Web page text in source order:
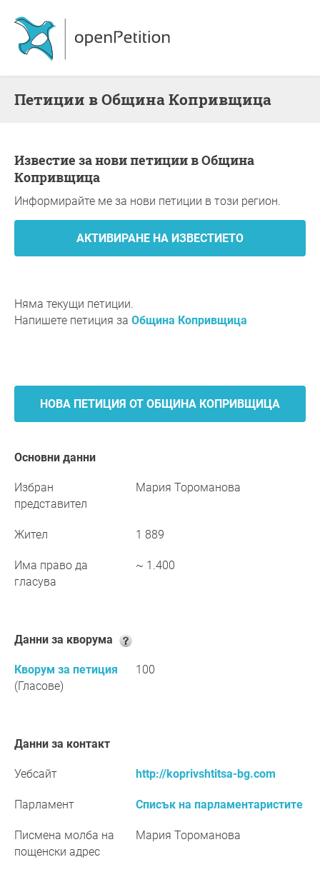
Петиции в Община Копривщица
Известие за нови петиции в Община
Копривщица
Информирайте ме за нови петиции в този регион.
Няма текущи петиции.
Напишете петиция за Община Копривщица
НОВА ПЕТИЦИЯ ОТ ОБЩИНА КОПРИВЩИЦА
Основни данни
Избран
представител
Мария Тороманова
Жител 1 889
Има право да
гласува
~ 1.400
Данни за кворума
Кворум за петиция
(Гласове)
100
Данни за контакт
Уебсайт http://koprivshtitsa-bg.com
Парламент Списък на парламентаристите
Писмена молба на
пощенски адрес
Мария Тороманова